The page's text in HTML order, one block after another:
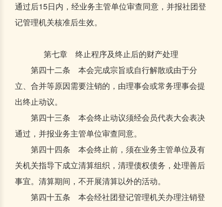
通过后15日内，经业务主管单位审查同意，并报社团登
记管理机关核准后生效。
第七章 终止程序及终止后的财产处理
第四十二条 本会完成宗旨或自行解散或由于分
立、合并等原因需要注销的，由理事会或常务理事会提
出终止动议。
第四十三条 本会终止动议须经会员代表大会表决
通过，并报业务主管单位审查同意。
第四十四条 本会终止前，须在业务主管单位及有
关机关指导下成立清算组织，清理债权债务，处理善后
事宜。清算期间，不开展清算以外的活动。
第四十五条 本会经社团登记管理机关办理注销登